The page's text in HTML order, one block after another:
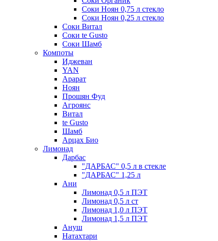
Соки Ноян 0,75 л стекло
Соки Ноян 0,25 л стекло
Соки Витал
Соки te Gusto
Соки Шамб
Компоты
Иджеван
YAN
Арарат
Ноян
Прошян Фуд
Агроянс
Витал
te Gusto
Шамб
Арцах Био
Лимонад
Дарбас
"ДАРБАС" 0,5 л в стекле
"ДАРБАС" 1,25 л
Ани
Лимонад 0,5 л ПЭТ
Лимонад 0,5 л ст
Лимонад 1,0 л ПЭТ
Лимонад 1,5 л ПЭТ
Ануш
Натахтари